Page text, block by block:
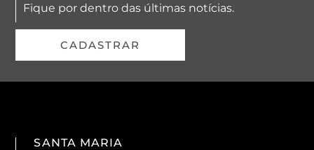
Fique por dentro das últimas notícias.
CADASTRAR
SANTA MARIA